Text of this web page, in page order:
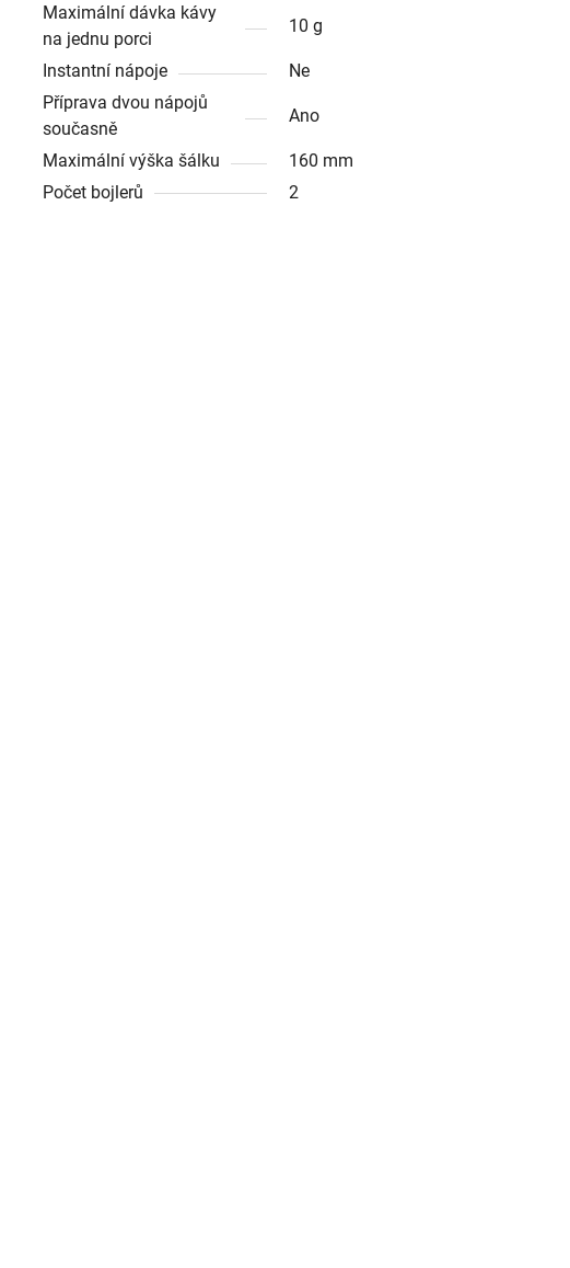
Maximální dávka kávy
na jednu porci
10 g
Instantní nápoje
Ne
Příprava dvou nápojů
současně
Ano
Maximální výška šálku
160 mm
Počet bojlerů
2